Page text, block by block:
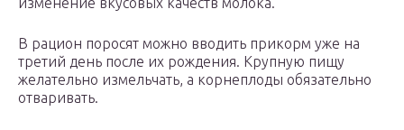
В рацион поросят можно вводить прикорм уже на
третий день после их рождения. Крупную пищу
желательно измельчать, а корнеплоды обязательно
отваривать.